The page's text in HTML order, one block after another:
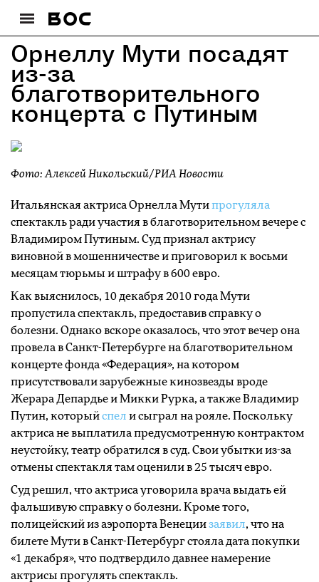
Орнеллу Мути посадят
из-за
благотворительного
концерта с Путиным
Фото: Алексей Никольский/РИА Новости
Итальянская актриса Орнелла Мутипрогуляла
спектакль ради участия в благотворительном вечере с
Владимиром Путиным. Суд признал актрису
виновной в мошенничестве и приговорил к восьми
месяцам тюрьмы и штрафу в 600 евро.
Как выяснилось, 10 декабря 2010 года Мути
пропустила спектакль, предоставив справку о
болезни. Однако вскоре оказалось, что этот вечер она
провела в Санкт-Петербурге на благотворительном
концерте фонда «Федерация», на котором
присутствовали зарубежные кинозвезды вроде
Жерара Депардье и Микки Рурка, а также Владимир
Путин, которыйспел и сыграл на рояле. Поскольку
актриса не выплатила предусмотренную контрактом
неустойку, театр обратился в суд. Свои убытки из-за
отмены спектакля там оценили в 25 тысяч евро.
Суд решил, что актриса уговорила врача выдать ей
фальшивую справку о болезни. Кроме того,
полицейский из аэропорта Венециизаявил, что на
билете Мути в Санкт-Петербург стояла дата покупки
«1 декабря», что подтвердило давнее намерение
актрисы прогулять спектакль.